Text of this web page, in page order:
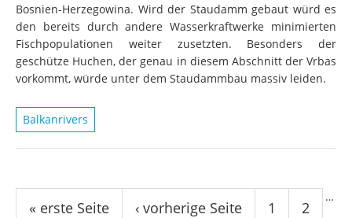
Bosnien-Herzegowina. Wird der Staudamm gebaut würd es
den bereits durch andere Wasserkraftwerke minimierten
Fischpopulationen weiter zusetzten. Besonders der
geschütze Huchen, der genau in diesem Abschnitt der Vrbas
vorkommt, würde unter dem Staudammbau massiv leiden.
Balkanrivers
Seiten
« erste Seite ‹ vorherige Seite 1 2
…